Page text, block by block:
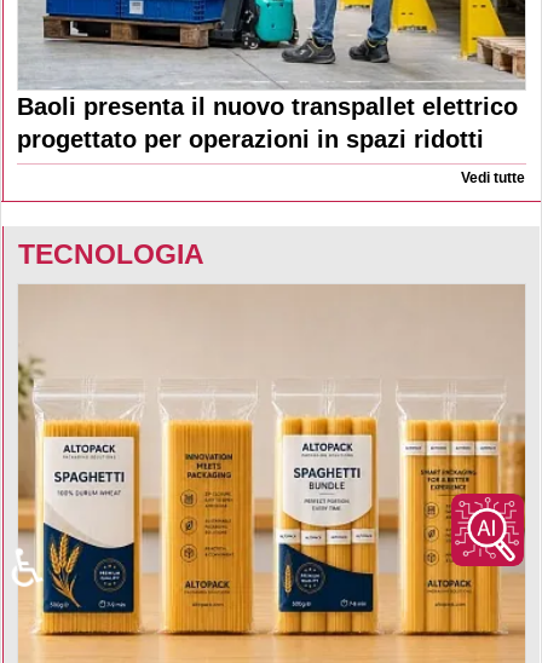
Baoli presenta il nuovo transpallet elettrico
progettato per operazioni in spazi ridotti
Vedi tutte
TECNOLOGIA